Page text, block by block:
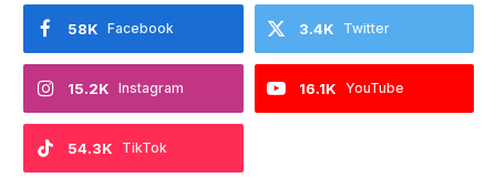
Facebook
58K Twitter
3.4K
Instagram
15.2K YouTube
16.1K
TikTok
54.3K